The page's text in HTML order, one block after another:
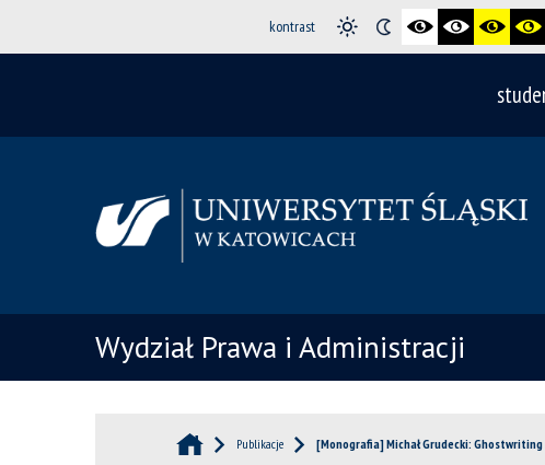
kontrast
Wydział Prawa i Administracji
Publikacje [Monografia] Michał Grudecki: